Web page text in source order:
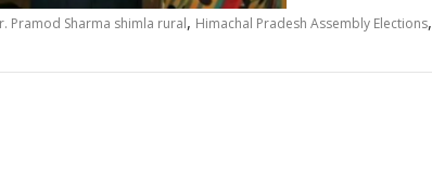
Pramod Sharma shimla rural, Himachal Pradesh Assembly Elections,